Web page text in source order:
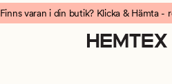
Finns varan i din butik? Klicka & Hämta -